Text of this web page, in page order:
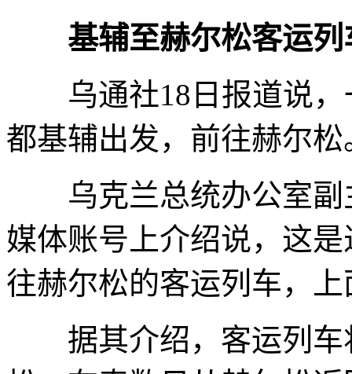
基辅至赫尔松客运
乌通社18日报道说，
都基辅出发，前往赫尔松
乌克兰总统办公室副
媒体账号上介绍说，这
往赫尔松的客运列车，
据其介绍，客运列车